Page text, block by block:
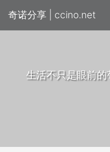
奇诺分享 | ccino.net
生活不只是眼前的